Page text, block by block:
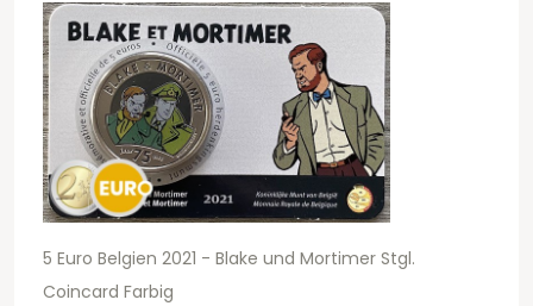
5 Euro Belgien 2021 - Blake und Mortimer Stgl.
Coincard Farbig